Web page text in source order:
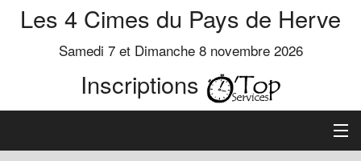
Les 4 Cimes du Pays de Herve
Samedi 7 et Dimanche 8 novembre 2026
Inscriptions